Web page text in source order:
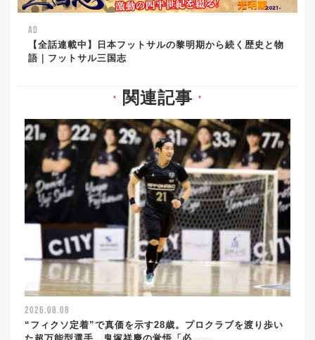
AD
【全話連載中】日本フットサルの黎明期から続く歴史と物
語｜フットサル三国志
▼ 関連記事 ▼
2026.08.08
“フィクソ定着”で真価を示す28歳。プロクラブを渡り歩い